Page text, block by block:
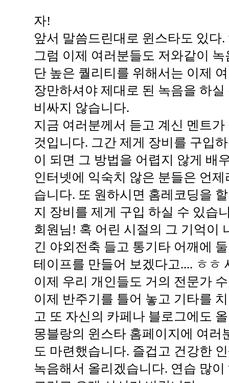
자!
앞서 말씀드린대로 윈스타도 있다
그럼 이제 여러분들도 저와같이
단 높은 퀄리티를 위해서는 이제
장만하셔야 제대로 된 녹음을 하실
비싸지 않습니다.
지금 여러분께서 듣고 계신 멘트
것입니다. 그간 제게 장비를 구입
이 되면 그 방법을 어렵지 않게 배
인터넷에 익숙치 않은 분들은 언
습니다. 또 원하시면 홈레코딩을
지 장비를 제게 구입 하실 수 있습
회원님! 혹 어린 시절의 그 기억이
긴 야외전축 들고 통기타 어깨에
테이프를 만들어 보겠다고.... ㅎㅎ
이제 우리 개인들도 거의 전문가
이제 반주기를 틀어 놓고 기타를
고 또 자신의 카페나 블로그에도
몽블랑의 윈스타 홈페이지에 여러
도 마련했습니다. 즐겁고 건강한
녹음해서 올리겠습니다. 연습 많이